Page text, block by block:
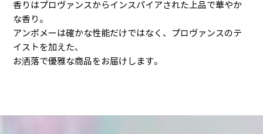
香りはプロヴァンスからインスパイアされた上品で華やか
な香り。
アンボメーは確かな性能だけではなく、プロヴァンスのテ
イストを加えた、
お洒落で優雅な商品をお届けします。